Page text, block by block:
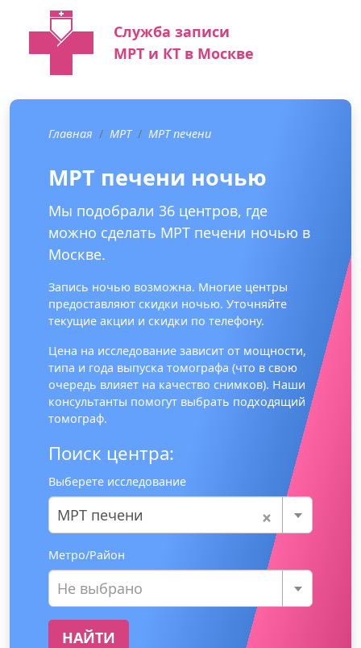
Служба записи
МРТ и КТ в Москве
Главная МРТ МРТ печени
МРТ печени ночью
Мы подобрали 36 центров, где
можно сделать МРТ печени ночью в
Москве.
Запись ночью возможна. Многие центры
предоставляют скидки ночью. Уточняйте
текущие акции и скидки по телефону.
Цена на исследование зависит от мощности,
типа и года выпуска томографа (что в свою
очередь влияет на качество снимков). Наши
консультанты помогут выбрать подходящий
томограф.
Поиск центра:
Выберете исследование
×
МРТ печени
Метро/Район
Не выбрано
НАЙТИ